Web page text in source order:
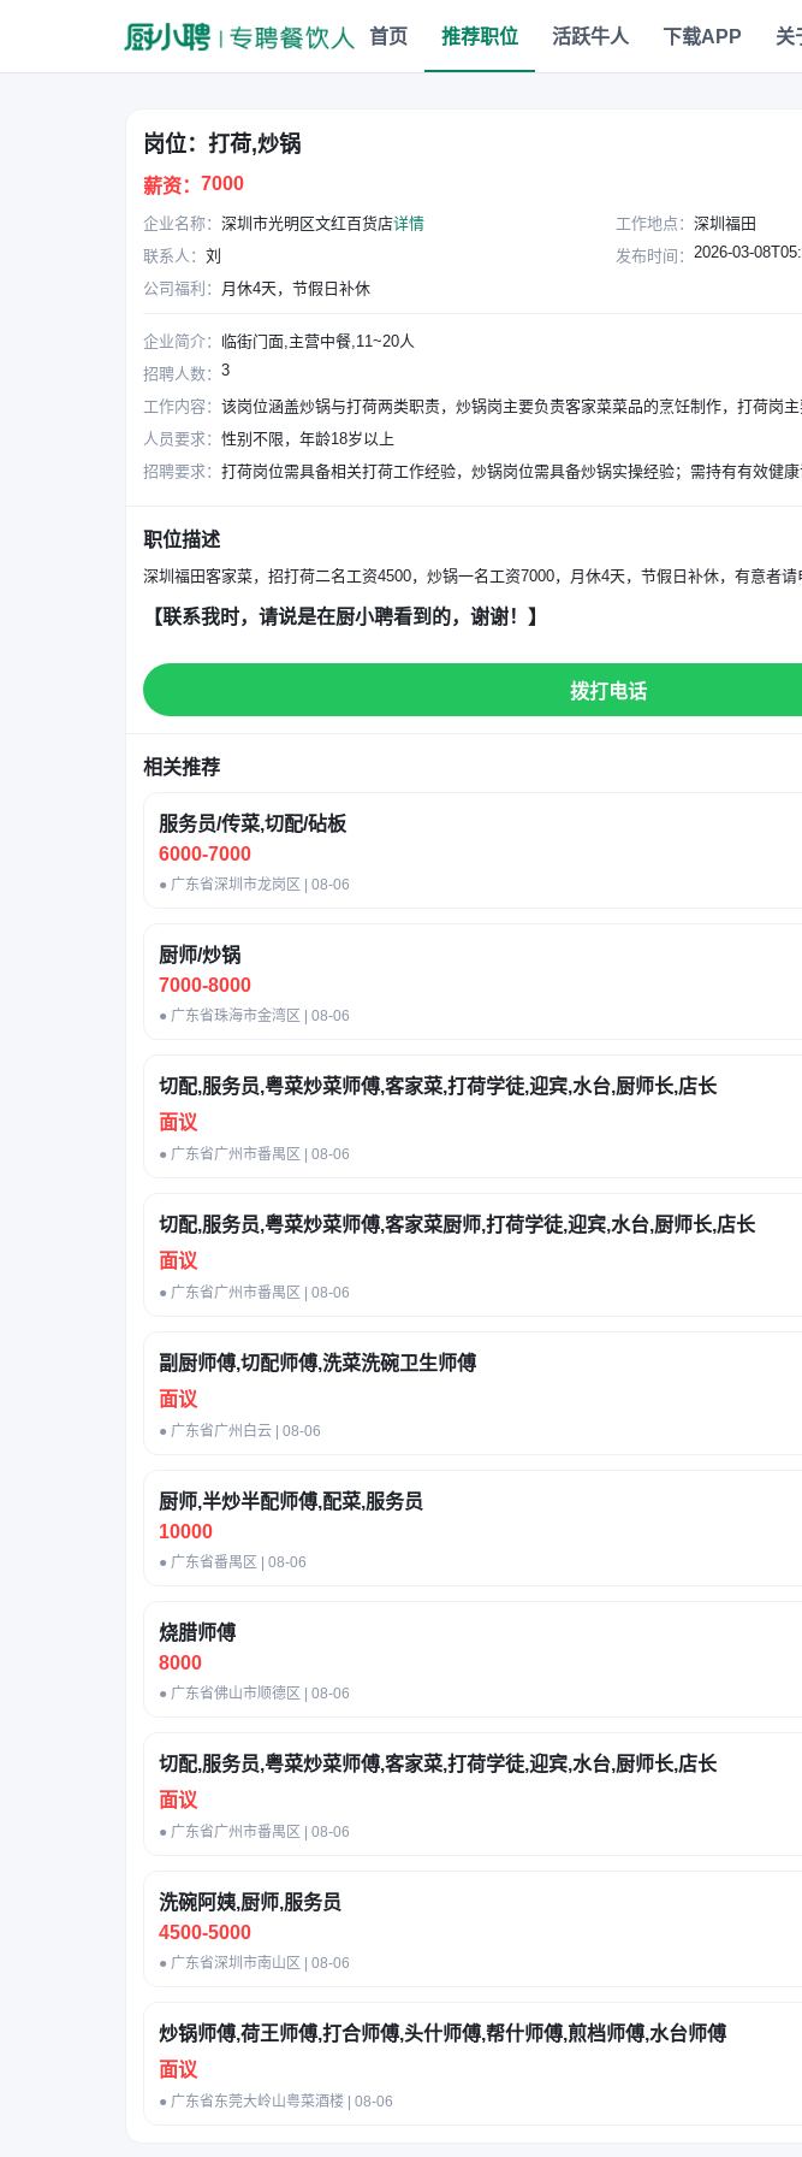
岗位：打荷,炒锅
薪资： 7000
企业名称： 深圳市光明区文红百货店详情 工作地点： 深圳福田
联系人： 刘 发布时间： 2026-03-
公司福利： 月休4天，节假日补休
企业简介： 临街门面,主营中餐,11~20人
招聘人数： 3
工作内容： 该岗位涵盖炒锅与打荷两类职责，炒锅岗主要负责客家菜菜品的烹饪制作，打荷岗
人员要求： 性别不限，年龄18岁以上
招聘要求：
职位描述
深圳福田客家菜，招打荷二名工资4500，炒锅一名工资7000，月休4天，节假日补休，有意者
【联系我时，请说是在厨小聘看到的，谢谢！】
拨打电话
相关推荐
服务员/传菜,切配/砧板
6000-7000
● 广东省深圳市龙岗区 | 08-06
厨师/炒锅
7000-8000
● 广东省珠海市金湾区 | 08-06
切配,服务员,粤菜炒菜师傅,客家菜,打荷学徒,迎宾,水台,厨师长,店长
面议
● 广东省广州市番禺区 | 08-06
切配,服务员,粤菜炒菜师傅,客家菜厨师,打荷学徒,迎宾,水台,厨师长,店长
面议
● 广东省广州市番禺区 | 08-06
副厨师傅,切配师傅,洗菜洗碗卫生师傅
面议
● 广东省广州白云 | 08-06
厨师,半炒半配师傅,配菜,服务员
10000
● 广东省番禺区 | 08-06
烧腊师傅
8000
● 广东省佛山市顺德区 | 08-06
切配,服务员,粤菜炒菜师傅,客家菜,打荷学徒,迎宾,水台,厨师长,店长
面议
● 广东省广州市番禺区 | 08-06
洗碗阿姨,厨师,服务员
4500-5000
● 广东省深圳市南山区 | 08-06
炒锅师傅,荷王师傅,打合师傅,头什师傅,帮什师傅,煎档师傅,水台师傅
面议
● 广东省东莞大岭山粤菜酒楼 | 08-06
首页 推荐职位 活跃牛人 下载APP 关